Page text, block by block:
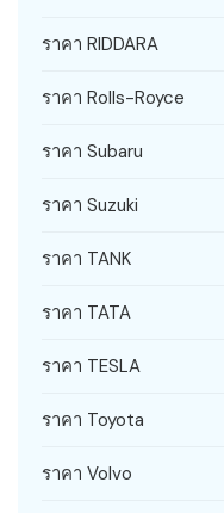
ราคา RIDDARA
ราคา Rolls-Royce
ราคา Subaru
ราคา Suzuki
ราคา TANK
ราคา TATA
ราคา TESLA
ราคา Toyota
ราคา Volvo